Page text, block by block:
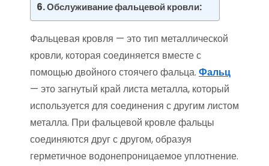
Обслуживание фальцевой кровли:
Фальцевая кровля — это тип металлической
кровли, которая соединяется вместе с
помощью двойного стоячего фальца. Фальц
— это загнутый край листа металла, который
используется для соединения с другим листом
металла. При фальцевой кровле фальцы
соединяются друг с другом, образуя
герметичное водонепроницаемое уплотнение.